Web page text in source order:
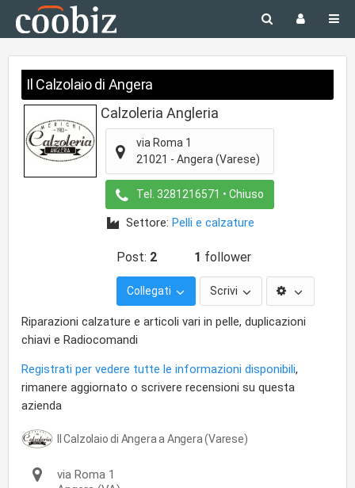
Il Calzolaio di Angera
Calzoleria Angleria
via Roma 1
21021 - Angera (Varese)
Tel. 3281216571 • Chiuso
Settore: Pelli e calzature
Post: 2 1 follower
Collegati Scrivi
Riparazioni calzature e articoli vari in pelle, duplicazioni
chiavi e Radiocomandi
Registrati per vedere tutte le informazioni disponibili,
rimanere aggiornato o scrivere recensioni su questa
azienda
Il Calzolaio di Angera a Angera (Varese)
via Roma 1